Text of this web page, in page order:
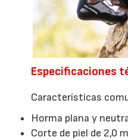
Especificaciones
Características
Horma plana y
Corte de piel de 2,0